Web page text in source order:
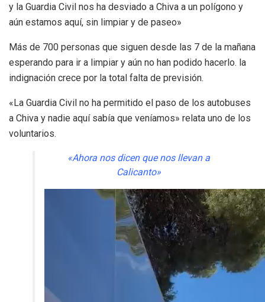
y la Guardia Civil nos ha desviado a Chiva a un polígono y
aún estamos aquí, sin limpiar y de paseo»
Más de 700 personas que siguen desde las 7 de la mañana
esperando para ir a limpiar y aún no han podido hacerlo. la
indignación crece por la total falta de previsión.
«La Guardia Civil no ha permitido el paso de los autobuses
a Chiva y nadie aquí sabía que veníamos» relata uno de los
voluntarios.
«Ahora nos dicen que nos llevan a
Calicanto»